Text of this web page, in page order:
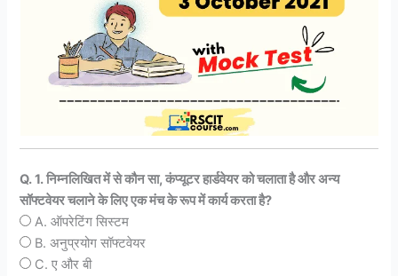
Q. 1. निम्नलिखित में से कौन सा, कंप्यूटर हार्डवेयर को चलाता है और अन्य
सॉफ्टवेयर चलाने के लिए एक मंच के रूप में कार्य करता है?
A. ऑपरेटिंग सिस्टम
B. अनुप्रयोग सॉफ्टवेयर
C. ए और बी